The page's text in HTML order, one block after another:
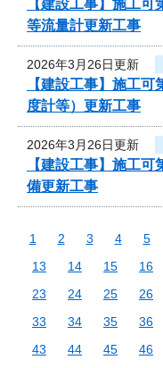
【建設工事】施工
等流量計更新工事
2026年3月26日更新
【建設工事】施工
度計等）更新工事
2026年3月26日更新
【建設工事】施工
備更新工事
1 2 3 4 5
13
14 15 16
23
24 25 26
33
34 35 36
43
44 45 46